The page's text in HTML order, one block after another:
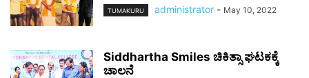
TUMAKURU administrator - May 10, 2022
Siddhartha Smiles ಚಿಕಿತ್ಸಾ ಘಟಕಕ್ಕೆ
ಚಾಲನೆ